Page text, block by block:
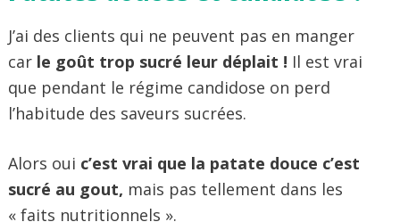
J’ai des clients qui ne peuvent pas en manger
car le goût trop sucré leur déplait ! Il est vrai
que pendant le régime candidose on perd
l’habitude des saveurs sucrées.
Alors oui c’est vrai que la patate douce c’est
sucré au gout, mais pas tellement dans les
« faits nutritionnels ».